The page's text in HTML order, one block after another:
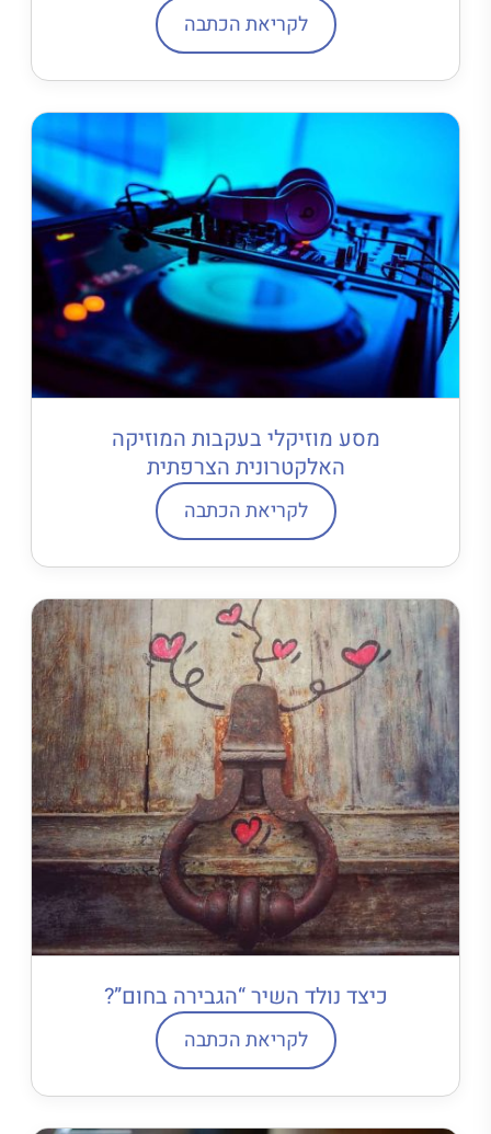
לקריאת הכתבה
מסע מוזיקלי בעקבות המוזיקה
האלקטרונית הצרפתית
לקריאת הכתבה
כיצד נולד השיר “הגבירה בחום”?
לקריאת הכתבה